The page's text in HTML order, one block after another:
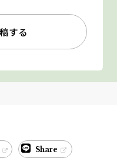
する
Share